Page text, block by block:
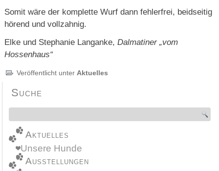
Somit wäre der komplette Wurf dann fehlerfrei, beidseitig
hörend und vollzahnig.
Elke und Stephanie Langanke,Dalmatiner „vom
Hossenhaus“
Veröffentlicht unter Aktuelles
Suche
Aktuelles
Unsere Hunde
Ausstellungen